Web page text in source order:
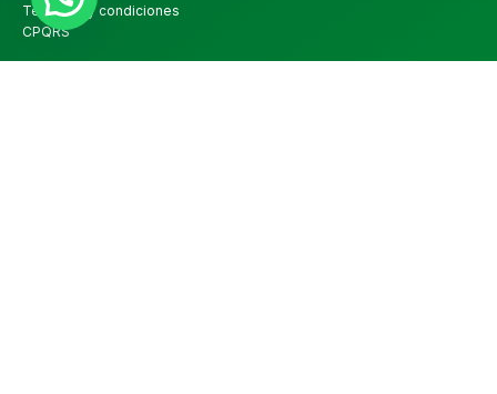
Términos y condiciones
CPQRS